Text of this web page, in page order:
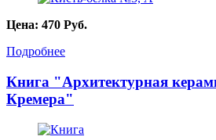
Цена: 470 Руб.
Подробнее
Книга "Архитектурная
Кремера"